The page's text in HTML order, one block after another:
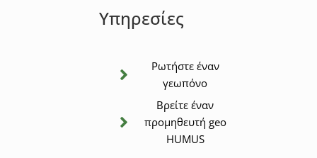
Υπηρεσίες
Ρωτήστε έναν
γεωπόνο
Βρείτε έναν
προμηθευτή geo
HUMUS